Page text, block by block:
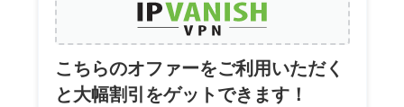
こちらのオファーをご利用いただく
と大幅割引をゲットできます！